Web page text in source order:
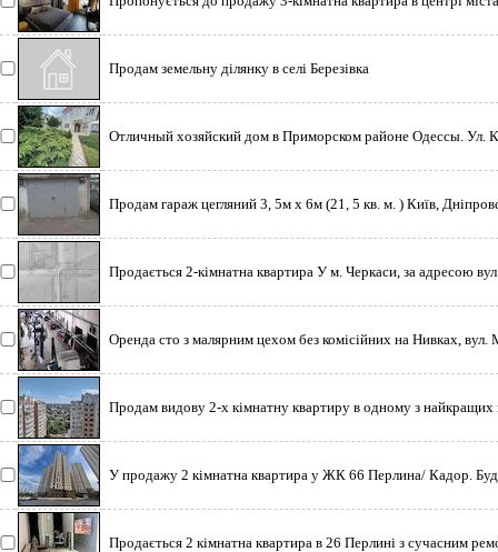
Продам земельну ділянку в селі Березівка
Отличный хозяйский дом в Приморском районе Одессы. Ул.
Продам гараж цегляний 3, 5м х 6м (21, 5 кв. м. ) Київ,
Продається 2-кімнатна квартира У м. Черкаси, за адресою
Оренда сто з малярним цехом без комісійних на Нивках,
Продам видову 2-х кімнатну квартиру в одному з
У продажу 2 кімнатна квартира у ЖК 66 Перлина/ Кадор.
Продається 2 кімнатна квартира в 26 Перлині з сучасним